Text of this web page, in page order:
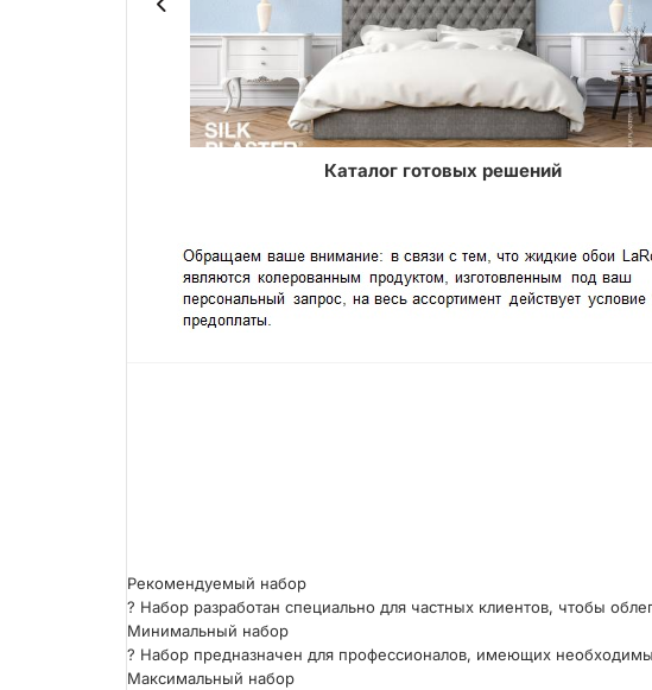
Каталог готовых решений
Рекомендуемый набор
? Набор разработан специально для частных клиентов, чтобы
Минимальный набор
? Набор предназначен для профессионалов, имеющих
Максимальный набор